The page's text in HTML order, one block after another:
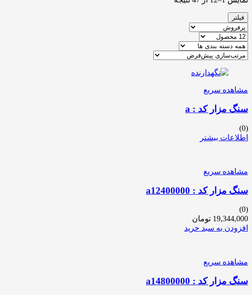
فیلتر
مشاهده سریع
سنگ مزار کد : a
(0)
اطلاعات بیشتر
مشاهده سریع
سنگ مزار کد : a12400000
(0)
19,344,000 تومان
افزودن به سبد خرید
مشاهده سریع
سنگ مزار کد : a14800000